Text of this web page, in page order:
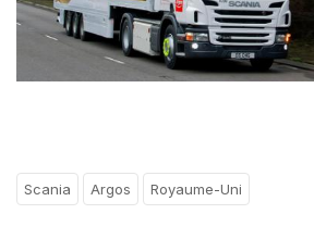
Scania Argos Royaume-Uni